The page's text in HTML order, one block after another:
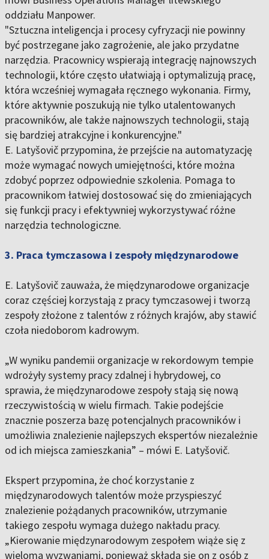
oddziału Manpower.
"Sztuczna inteligencja i procesy cyfryzacji nie powinny
być postrzegane jako zagrożenie, ale jako przydatne
narzędzia. Pracownicy wspierają integrację najnowszych
technologii, które często ułatwiają i optymalizują pracę,
która wcześniej wymagała ręcznego wykonania. Firmy,
które aktywnie poszukują nie tylko utalentowanych
pracowników, ale także najnowszych technologii, stają
się bardziej atrakcyjne i konkurencyjne."
E. Latyšovič przypomina, że przejście na automatyzację
może wymagać nowych umiejętności, które można
zdobyć poprzez odpowiednie szkolenia. Pomaga to
pracownikom łatwiej dostosować się do zmieniających
się funkcji pracy i efektywniej wykorzystywać różne
narzędzia technologiczne.
3. Praca tymczasowa i zespoły międzynarodowe
E. Latyšovič zauważa, że międzynarodowe organizacje
coraz częściej korzystają z pracy tymczasowej i tworzą
zespoły złożone z talentów z różnych krajów, aby stawić
czoła niedoborom kadrowym.
„W wyniku pandemii organizacje w rekordowym tempie
wdrożyły systemy pracy zdalnej i hybrydowej, co
sprawia, że międzynarodowe zespoły stają się nową
rzeczywistością w wielu firmach. Takie podejście
znacznie poszerza bazę potencjalnych pracowników i
umożliwia znalezienie najlepszych ekspertów niezależnie
od ich miejsca zamieszkania” – mówi E. Latyšovič.
Ekspert przypomina, że choć korzystanie z
międzynarodowych talentów może przyspieszyć
znalezienie pożądanych pracowników, utrzymanie
takiego zespołu wymaga dużego nakładu pracy.
„Kierowanie międzynarodowym zespołem wiąże się z
wieloma wyzwaniami, ponieważ składa się on z osób z